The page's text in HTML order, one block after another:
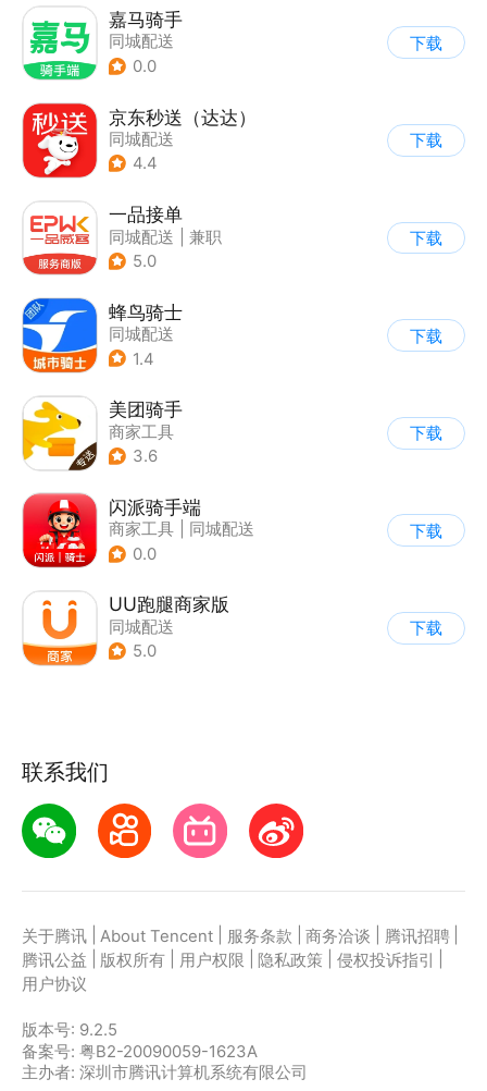
嘉马骑手
同城配送
0.0
下载
京东秒送（达达）
同城配送
4.4
下载
一品接单
同城配送
兼职
5.0
下载
蜂鸟骑士
同城配送
1.4
下载
美团骑手
商家工具
3.6
下载
闪派骑手端
商家工具
同城配送
0.0
下载
UU跑腿商家版
同城配送
5.0
下载
联系我们
关于腾讯 About Tencent 服务条款 商务洽谈 腾讯招聘
腾讯公益
版权所有 用户权限 隐私政策 侵权投诉指引
用户协议
版本号: 9.2.5
备案号: 粤B2-20090059-1623A
主办者: 深圳市腾讯计算机系统有限公司